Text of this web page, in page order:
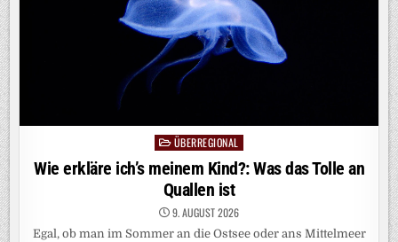
PostedÜBERREGIONAL
Wie erkläre ich’s meinem Kind?: Was das Tolle an
Quallen ist
9. AUGUST 2026
Egal, ob man im Sommer an die Ostsee oder ans Mittelmeer